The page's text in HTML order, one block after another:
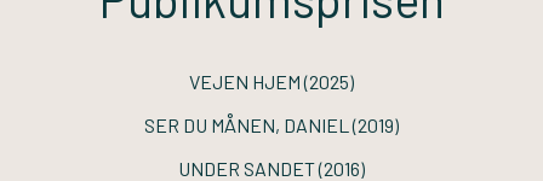
VEJEN HJEM(2025)
SER DU MÅNEN, DANIEL (2019)
UNDER SANDET(2016)